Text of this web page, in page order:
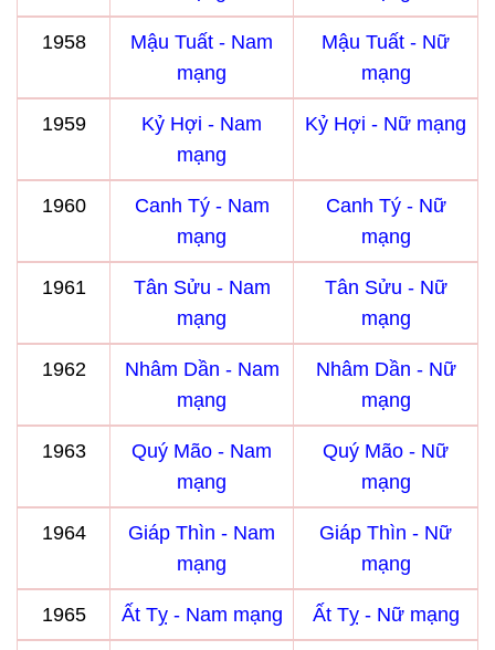
1958
Mậu Tuất - Nam
mạng
Mậu Tuất - Nữ
mạng
1959
Kỷ Hợi - Nam
mạng
Kỷ Hợi - Nữ mạng
1960
Canh Tý - Nam
mạng
Canh Tý - Nữ
mạng
1961
Tân Sửu - Nam
mạng
Tân Sửu - Nữ
mạng
1962
Nhâm Dần - Nam
mạng
Nhâm Dần - Nữ
mạng
1963
Quý Mão - Nam
mạng
Quý Mão - Nữ
mạng
1964
Giáp Thìn - Nam
mạng
Giáp Thìn - Nữ
mạng
1965 Ất Tỵ - Nam mạng Ất Tỵ - Nữ mạng